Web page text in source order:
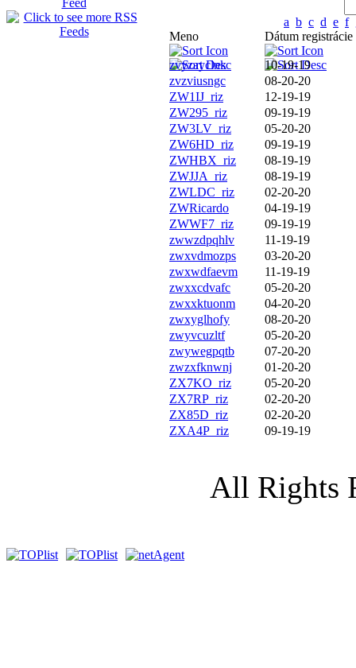
a b c d e f
Meno
Dátum registrácie
zvyzayclnk
10-19-19
zvzviusngc
08-20-20
ZW1IJ_riz
12-19-19
ZW295_riz
09-19-19
ZW3LV_riz
05-20-20
ZW6HD_riz
09-19-19
ZWHBX_riz
08-19-19
ZWJJA_riz
08-19-19
ZWLDC_riz
02-20-20
ZWRicardo
04-19-19
ZWWF7_riz
09-19-19
zwwzdpqhlv
11-19-19
zwxvdmozps
03-20-20
zwxwdfaevm
11-19-19
zwxxcdvafc
05-20-20
zwxxktuonm
04-20-20
zwxyglhofy
08-20-20
zwyvcuzltf
05-20-20
zwywegpqtb
07-20-20
zwzxfknwnj
01-20-20
ZX7KO_riz
05-20-20
ZX7RP_riz
02-20-20
ZX85D_riz
02-20-20
ZXA4P_riz
09-19-19
All Rights